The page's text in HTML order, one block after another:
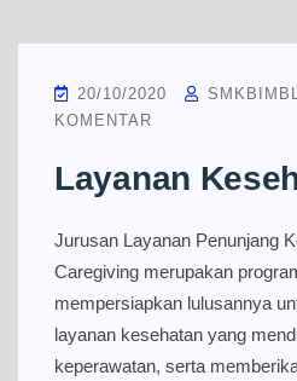
20/10/2020
KOMENTAR
Layanan
Jurusan Layanan Penunjang
Caregiving merupakan
mempersiapkan lulusannya
layanan kesehatan yang
keperawatan, serta